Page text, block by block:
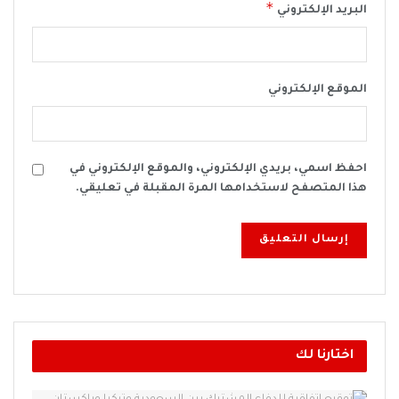
البريد الإلكتروني *
الموقع الإلكتروني
احفظ اسمي، بريدي الإلكتروني، والموقع الإلكتروني في
هذا المتصفح لاستخدامها المرة المقبلة في تعليقي.
اختارنا لك